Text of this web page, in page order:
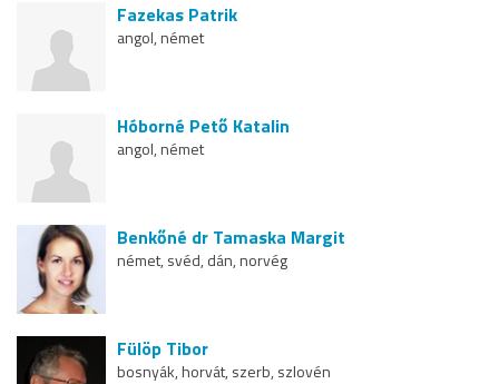
Fazekas Patrik
angol, német
Hóborné Pető Katalin
angol, német
Benkőné dr Tamaska Margit
német, svéd, dán, norvég
Fülöp Tibor
bosnyák, horvát, szerb, szlovén